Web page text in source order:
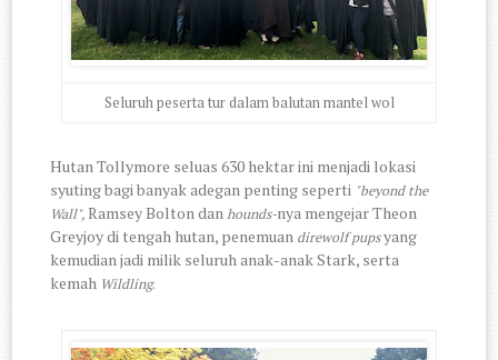
Seluruh peserta tur dalam balutan mantel wol
Hutan Tollymore seluas 630 hektar ini menjadi lokasi
syuting bagi banyak adegan penting seperti "beyond the
Wall",Ramsey Bolton danhounds-nya mengejar Theon
Greyjoy di tengah hutan, penemuan direwolf pupsyang
kemudian jadi milik seluruh anak-anak Stark, serta
kemah Wildling.